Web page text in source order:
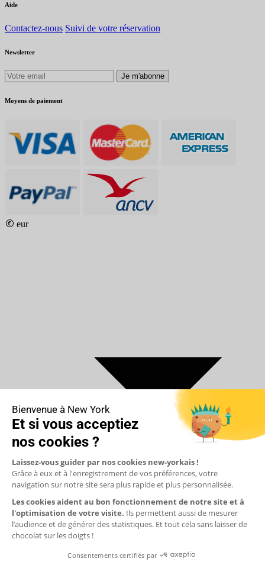
Aide
Contactez-nous Suivi de votre réservation
Newsletter
Je m'abonne
Moyens de paiement
eur
€ Euro
$ Dollar US
$ Dollar Canadien
₣ Franc Suisse
£ Livre sterling